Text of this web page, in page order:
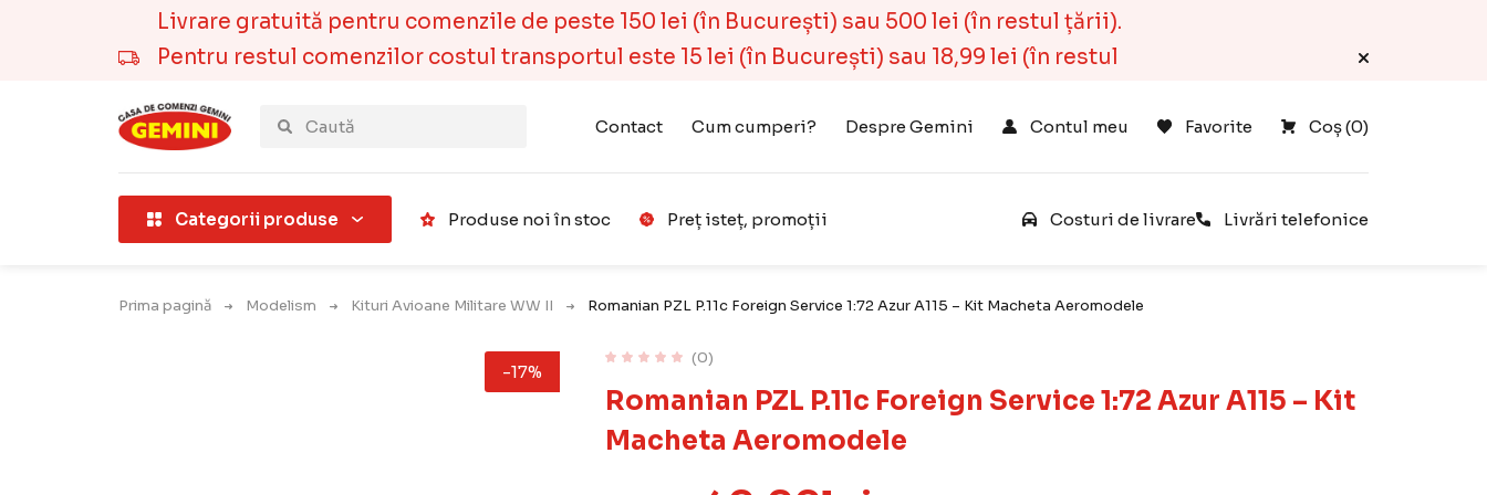
Livrare gratuită pentru comenzile de peste 150 lei (în București) sau 500 lei (în restul țării).
Pentru restul comenzilor costul transportul este 15 lei (în București) sau 18,99 lei (în restul
Contact Cum cumperi? Despre Gemini Contul meu Coș (0)
Favorite
Categorii produse Produse noi în stoc Preț isteț, promoții Costuri de livrare Livrări telefonice
Prima pagină Modelism Kituri Avioane Militare WW II Romanian PZL P.11c Foreign Service 1:72 Azur A115 – Kit Macheta Aeromodele
-17%
(0)
Romanian PZL P.11c Foreign Service 1:72 Azur A115 – Kit
Macheta Aeromodele